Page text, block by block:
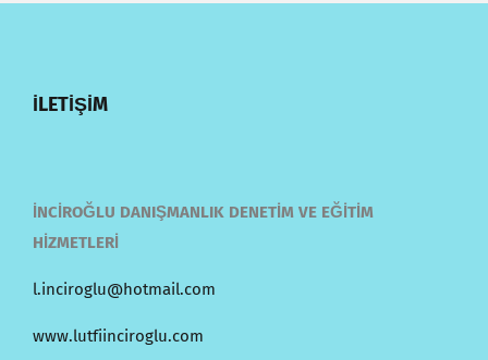
İLETİŞİM
İNCİROĞLU DANIŞMANLIK DENETİM VE EĞİTİM
HİZMETLERİ
l.inciroglu@hotmail.com
www.lutfiinciroglu.com